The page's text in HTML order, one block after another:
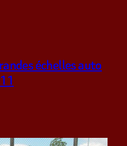
échelles auto